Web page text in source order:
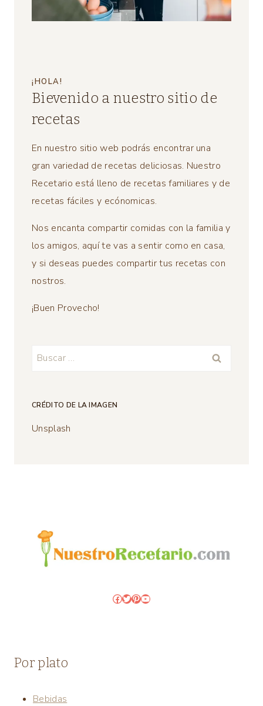
¡HOLA!
Bievenido a nuestro sitio de
recetas
En nuestro sitio web podrás encontrar una
gran variedad de recetas deliciosas. Nuestro
Recetario está lleno de recetas familiares y de
recetas fáciles y ecónomicas.
Nos encanta compartir comidas con la familia y
los amigos, aquí te vas a sentir como en casa,
y si deseas puedes compartir tus recetas con
nostros.
¡Buen Provecho!
Buscar:
CRÉDITO DE LA IMAGEN
Unsplash
Facebook
Twitter
Pinterest
YouTube
Por plato
Bebidas